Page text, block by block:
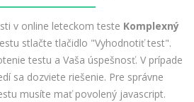
v online leteckom teste Komplexný
stlačte tlačidlo "Vyhodnotiť test".
testu a Vaša úspešnosť. V prípade
sa dozviete riešenie. Pre správne
musíte mať povolený javascript.